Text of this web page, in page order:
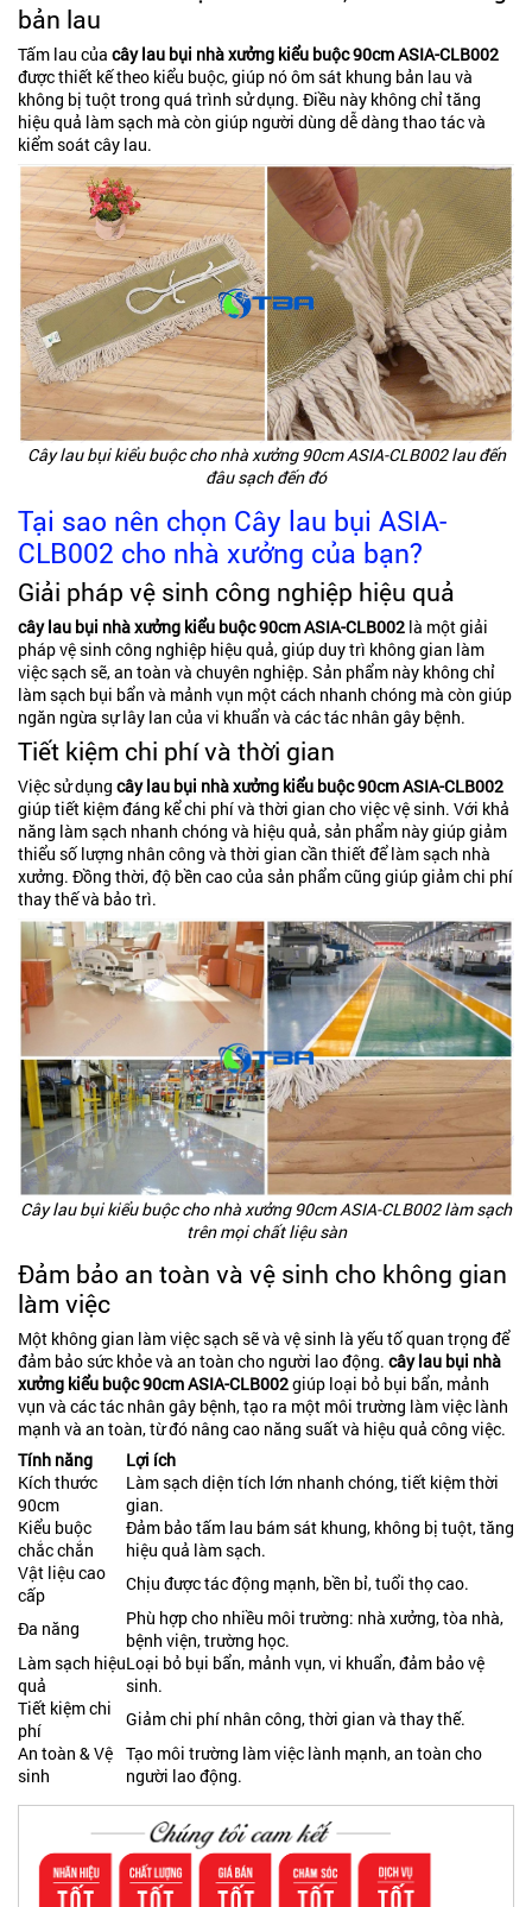
bản lau
Tấm lau của cây lau bụi nhà xưởng kiểu buộc 90cm ASIA-CLB002
được thiết kế theo kiểu buộc, giúp nó ôm sát khung bản lau và
không bị tuột trong quá trình sử dụng. Điều này không chỉ tăng
hiệu quả làm sạch mà còn giúp người dùng dễ dàng thao tác và
kiểm soát cây lau.
Cây lau bụi kiểu buộc cho nhà xưởng 90cm ASIA-CLB002 lau đến
đâu sạch đến đó
Tại sao nên chọn Cây lau bụi ASIA-
CLB002 cho nhà xưởng của bạn?
Giải pháp vệ sinh công nghiệp hiệu quả
cây lau bụi nhà xưởng kiểu buộc 90cm ASIA-CLB002 là một giải
pháp vệ sinh công nghiệp hiệu quả, giúp duy trì không gian làm
việc sạch sẽ, an toàn và chuyên nghiệp. Sản phẩm này không chỉ
làm sạch bụi bẩn và mảnh vụn một cách nhanh chóng mà còn giúp
ngăn ngừa sự lây lan của vi khuẩn và các tác nhân gây bệnh.
Tiết kiệm chi phí và thời gian
Việc sử dụng cây lau bụi nhà xưởng kiểu buộc 90cm ASIA-CLB002
giúp tiết kiệm đáng kể chi phí và thời gian cho việc vệ sinh. Với khả
năng làm sạch nhanh chóng và hiệu quả, sản phẩm này giúp giảm
thiểu số lượng nhân công và thời gian cần thiết để làm sạch nhà
xưởng. Đồng thời, độ bền cao của sản phẩm cũng giúp giảm chi phí
thay thế và bảo trì.
Cây lau bụi kiểu buộc cho nhà xưởng 90cm ASIA-CLB002 làm sạch
trên mọi chất liệu sàn
Đảm bảo an toàn và vệ sinh cho không gian
làm việc
Một không gian làm việc sạch sẽ và vệ sinh là yếu tố quan trọng để
đảm bảo sức khỏe và an toàn cho người lao động. cây lau bụi nhà
xưởng kiểu buộc 90cm ASIA-CLB002giúp loại bỏ bụi bẩn, mảnh
vụn và các tác nhân gây bệnh, tạo ra một môi trường làm việc lành
mạnh và an toàn, từ đó nâng cao năng suất và hiệu quả công việc.
Tính năng
Lợi ích
Kích thước
90cm
Làm sạch diện tích lớn nhanh chóng, tiết kiệm thời
gian.
Kiểu buộc
chắc chắn
Đảm bảo tấm lau bám sát khung, không bị tuột, tăng
hiệu quả làm sạch.
Vật liệu cao
cấp
Chịu được tác động mạnh, bền bỉ, tuổi thọ cao.
Đa năng
Phù hợp cho nhiều môi trường: nhà xưởng, tòa nhà,
bệnh viện, trường học.
Làm sạch hiệu
quả
Loại bỏ bụi bẩn, mảnh vụn, vi khuẩn, đảm bảo vệ
sinh.
Tiết kiệm chi
phí
Giảm chi phí nhân công, thời gian và thay thế.
An toàn & Vệ
sinh
Tạo môi trường làm việc lành mạnh, an toàn cho
người lao động.